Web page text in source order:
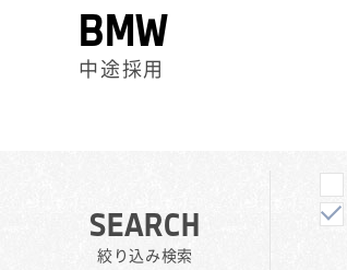
BMW
中途採用
SEARCH
絞り込み検索